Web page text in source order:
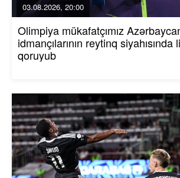
03.08.2026, 20:00
Olimpiya mükafatçımız
idmançılarının reytinq siyahısında
qoruyub